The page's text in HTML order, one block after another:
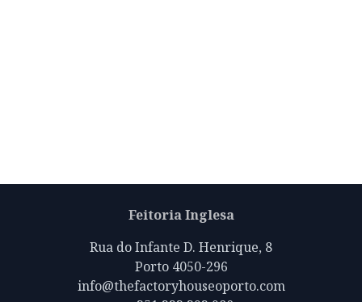
Feitoria Inglesa
Rua do Infante D. Henrique, 8
Porto 4050-296
info@thefactoryhouseoporto.com